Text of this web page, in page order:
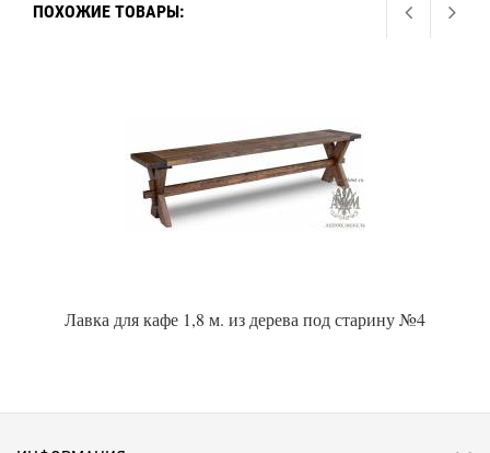
ПОХОЖИЕ ТОВАРЫ:
Лавка для кафе 1,8 м. из дерева под старину №4